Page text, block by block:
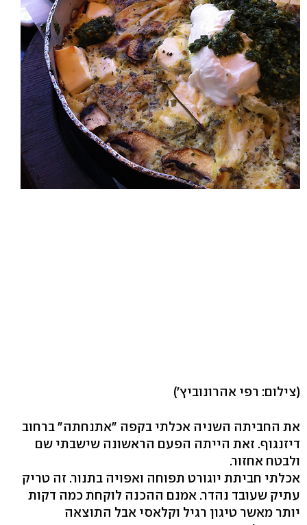
(צילום: רפי אהרונוביץ')
את החביתה השניה אכלתי בקפה "אתנחתה" ברחוב
דיזנגוף. זאת הייתה הפעם הראשונה שישבתי שם
ולבטח אחזור.
אכלתי חביתת יוגורט תפוחה ואפויה בתנור. זה טריק
עתיק שעובד נהדר. אמנם ההכנה לוקחת כמה דקות
יותר מאשר טיגון רגיל וקלאסי אבל התוצאה